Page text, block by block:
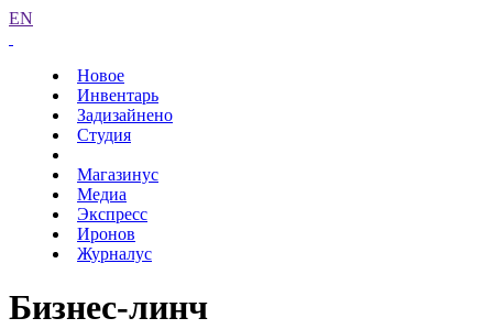
EN
Новое
Инвентарь
Задизайнено
Студия
Магазинус
Медиа
Экспресс
Иронов
Журналус
Бизнес-линч